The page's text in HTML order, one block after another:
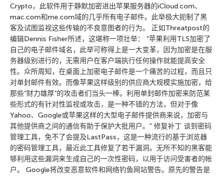
Crypto，此软件用于静默加密进出苹果服务器的iCloud.com、
mac.com和me.com域的几乎所有电子邮件。此举极大扼制了黑
客及试图监视这些传输的不良意图者的行为。 正如Threatpost的
编辑Dennis Fisher所述，这堪称一项壮举： “苹果利用TLS加密了
自己的电子邮件域名，此举可称得上是一大变革，因为加密是在服
务器级别进行的，无需用户在客户端执行任何操作就能提高安全
性。众所周知，在桌面上加密电子邮件是一个痛苦的过程，而且只
对单封邮件有效。而像苹果这样级别的供应商大规模实施加密，给
那些”财力雄厚”的攻击者们当头一棒。利用单封邮件加密来防范某
些形式的有针对性监视或攻击，是一种不错的方法，但对于像
Yahoo、Google或苹果这样的大型电子邮件提供商来说，加密与
其他提供商之间的通信有助于保护大批用户。” 修复补丁 谈到密码
管理工具，免不了会提及LastPass，这是一种流行的基于浏览器
的密码管理工具，最近此工具修复了若干漏洞。无所不知的黑客能
够利用这些漏洞来生成自己的一次性密码，以用于访问受害者的帐
户。 Google将改变恶意软件和网络钓鱼网站警告。原先的警告是